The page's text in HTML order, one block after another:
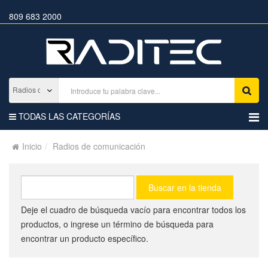
809 683 2000
TODAS LAS CATEGORÍAS
Inicio Radios de comunicación
Deje el cuadro de búsqueda vacío para encontrar todos los
productos, o ingrese un término de búsqueda para
encontrar un producto específico.